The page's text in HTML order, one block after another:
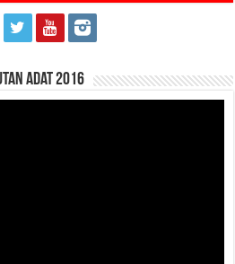
Adat 2016